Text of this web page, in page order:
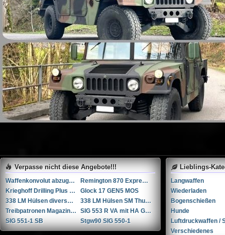
Verpasse nicht diese Angebote!!!
Waffenkonvolut abzugeben
Remington 870 Express Tactical 12
Krieghoff Drilling Plus 7x65R / 20-76 / 222Rem
Glock 17 GEN5 MOS
338 LM Hülsen diverse Hersteller
338 LM Hülsen SM Thun / RUAG Thun
Treibpatronen Magazin STGW 57
SIG 553 R VA mit HA Griffstück
SIG 551-1 SB
Stgw90 SIG 550-1
Lieblings-
Langwaffen
Wiederladen
Bogenschießen
Hunde
Luftdruckwaffen /
Verschiedenes